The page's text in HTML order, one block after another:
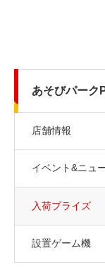
あそびパーク
店舗情報
イベント&ニュ
入荷プライズ
設置ゲーム機